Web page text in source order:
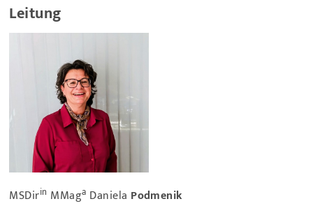
Leitung
MSDirin MMaga Daniela Podmenik